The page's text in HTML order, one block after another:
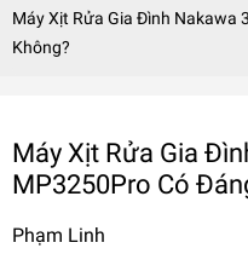
Máy Xịt Rửa Gia Đình Nakawa
Không?
Máy Xịt Rửa Gia
MP3250Pro Có
Phạm Linh